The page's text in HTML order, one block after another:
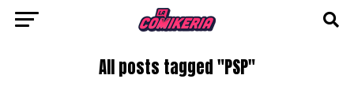
All posts tagged "PSP"